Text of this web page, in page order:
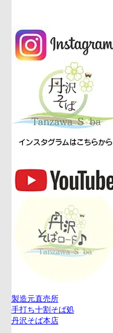
製造元直売所
手打ち十割そば処
丹沢そば本店